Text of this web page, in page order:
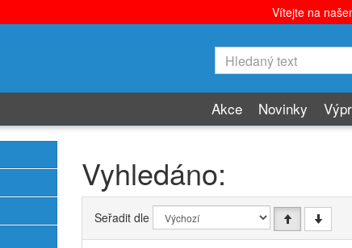
Vítejte na
Akce Novinky
Vyhledáno:
Seřadit dle